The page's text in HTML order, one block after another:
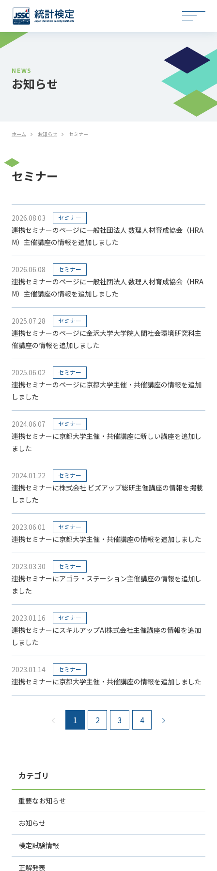
NEWS
お知らせ
ホーム お知らせ セミナー
セミナー
2026.08.03 セミナー
連携セミナーのページに一般社団法人 数理人材育成協会（HRA
M）主催講座の情報を追加しました
2026.06.08 セミナー
連携セミナーのページに一般社団法人 数理人材育成協会（HRA
M）主催講座の情報を追加しました
2025.07.28 セミナー
連携セミナーのページに金沢大学大学院人間社会環境研究科主
催講座の情報を追加しました
2025.06.02 セミナー
連携セミナーのページに京都大学主催・共催講座の情報を追加
しました
2024.06.07 セミナー
連携セミナーに京都大学主催・共催講座に新しい講座を追加し
ました
2024.01.22 セミナー
連携セミナーに株式会社 ビズアップ総研主催講座の情報を掲載
しました
2023.06.01 セミナー
連携セミナーに京都大学主催・共催講座の情報を追加しました
2023.03.30 セミナー
連携セミナーにアゴラ・ステーション主催講座の情報を追加し
ました
2023.01.16 セミナー
連携セミナーにスキルアップAI株式会社主催講座の情報を追加
しました
2023.01.14 セミナー
連携セミナーに京都大学主催・共催講座の情報を追加しました
前のページ
1 2 3 4 次のページ
カテゴリ
重要なお知らせ
お知らせ
検定試験情報
正解発表